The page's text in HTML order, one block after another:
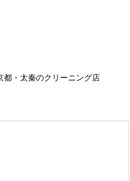
都・太秦のクリーニング店